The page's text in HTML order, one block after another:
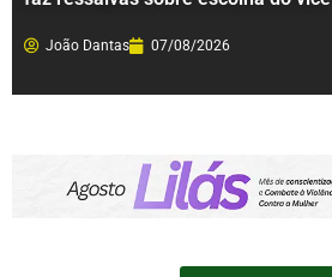
João Dantas 07/08/2026